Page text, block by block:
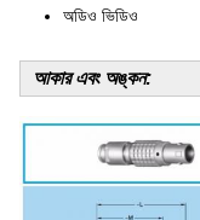
অডিও ভিডিও
আকার এবং অঙ্কন: